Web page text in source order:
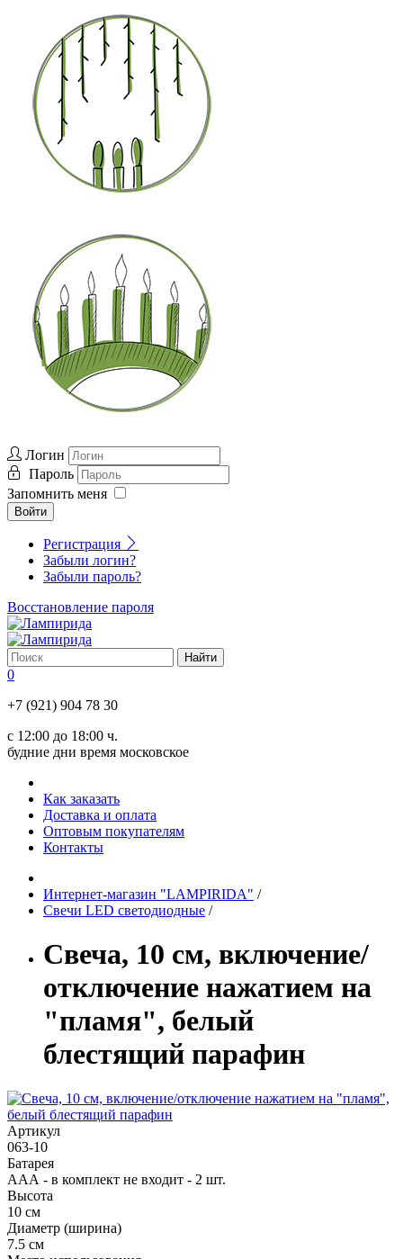
Логин
Пароль
Запомнить меня
Войти
Регистрация
Забыли логин?
Забыли пароль?
Восстановление пароля
0
+7 (921) 904 78 30
с 12:00 до 18:00 ч.
будние дни время московское
Как заказать
Доставка и оплата
Оптовым покупателям
Контакты
Интернет-магазин "LAMPIRIDA" /
Свечи LED светодиодные /
Свеча, 10 см, включение/
отключение нажатием на
"пламя", белый
блестящий парафин
Артикул
063-10
Батарея
ААА - в комплект не входит - 2 шт.
Высота
10 см
Диаметр (ширина)
7.5 см